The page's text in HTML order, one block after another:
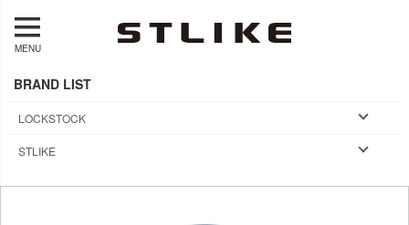
MENU
BRAND LIST
LOCKSTOCK
STLIKE